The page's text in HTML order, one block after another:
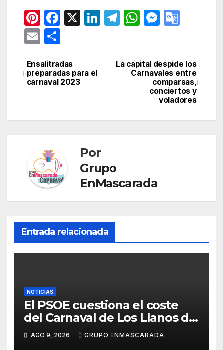
Pi
nt
er
e
st
F
e
b
X
Li T
gr
W
s
A
M
s
e
n
gl
e
Tr
E
ail m
p
tir
Navegación
de
La capital despide los
Carnavales entre
comparsas,
conciertos y
voladores
Ensalitradas
preparadas para el
carnaval 2023
Por
Grupo
EnMascarada
Entrada relacionada
NOTICIAS
El PSOE cuestiona el coste
del Carnaval de Los Llanos de
Aridane y reclama mayor
control del gasto municipal
AGO 9, 2026 GRUPO ENMASCARADA